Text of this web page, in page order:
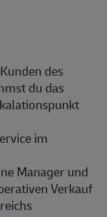
des
du das
im
Manager und
Verkauf